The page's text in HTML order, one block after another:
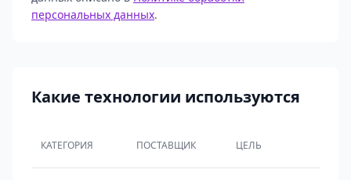
персональных данных.
Какие технологии используются
КАТЕГОРИЯ ПОСТАВЩИК ЦЕЛЬ